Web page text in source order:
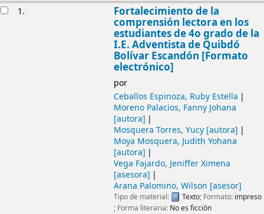
1. Fortalecimiento de la
comprensión lectora en los
estudiantes de 4o grado de la
I.E. Adventista de Quibdó
Bolívar Escandón [Formato
electrónico]
por
Ceballos Espinoza, Ruby Estella
Moreno Palacios, Fanny Johana
[autora]
Mosquera Torres, Yucy[autora]
Moya Mosquera, Judith Yohana
[autora]
Vega Fajardo, Jeniffer Ximena
[asesora]
Arana Palomino, Wilson [asesor]
Tipo de material: Texto; Formato: impreso
; Forma literaria: No es ficción